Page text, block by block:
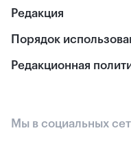
Редакция
Порядок
Редакционная
Мы в социальных